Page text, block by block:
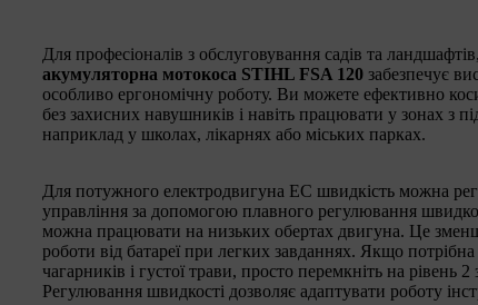
Для професіоналів з обслуговування садів та
акумуляторна мотокоса STIHL FSA 120 забезпечує
особливо ергономічну роботу. Ви можете ефективно
без захисних навушників і навіть працювати у зонах з
наприклад у школах, лікарнях або міських парках.
Для потужного електродвигуна EC швидкість можна
управління за допомогою плавного регулювання
можна працювати на низьких обертах двигуна. Це
роботи від батареї при легких завданнях. Якщо
чагарників і густої трави, просто перемкніть на
Регулювання швидкості дозволяє адаптувати роботу